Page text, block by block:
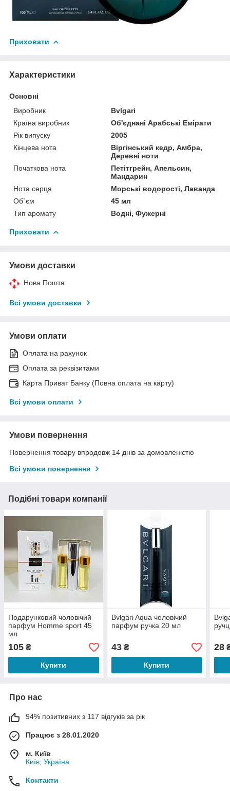
Приховати
Характеристики
Основні
Виробник
Bvlgari
Країна виробник
Об'єднані Арабські Емірати
Рік випуску
2005
Кінцева нота
Віргінський кедр, Амбра,
Деревні ноти
Початкова нота
Петітгрейн, Апельсин,
Мандарин
Нота серця
Морські водорості, Лаванда
Об`єм
45 мл
Тип аромату
Водні, Фужерні
Приховати
Умови доставки
Нова Пошта
Всі умови доставки
Умови оплати
Оплата на рахунок
Оплата за реквізитами
Карта Приват Банку (Повна оплата на карту)
Всі умови оплати
Умови повернення
Повернення товару впродовж 14 днів за домовленістю
Всі умови повернення
Подібні товари компанії
Подарунковий чоловічий
парфум Homme sport 45
мл
105 ₴
Купити
Bvlgari Aqua чоловічий
парфум ручка 20 мл
43₴
Купити
28
Про нас
94% позитивних з 117 відгуків за рік
Працює з 28.01.2020
м. Київ
Київ, Україна
Контакти